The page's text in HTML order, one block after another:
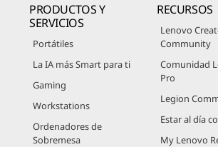
PRODUCTOS Y
SERVICIOS
Portátiles
La IA más Smart para ti
Gaming
Workstations
Ordenadores de
Sobremesa
RECURSOS
Lenovo
Community
Comunidad
Pro
Legion
Estar al día
My Lenovo